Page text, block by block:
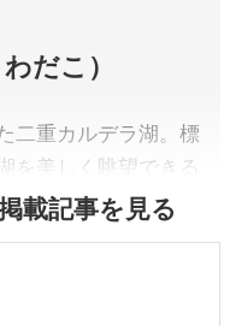
だこ）
二重カルデラ湖。標
を美しく眺望できる
駅よりJRバスで約2時
載記事を見る